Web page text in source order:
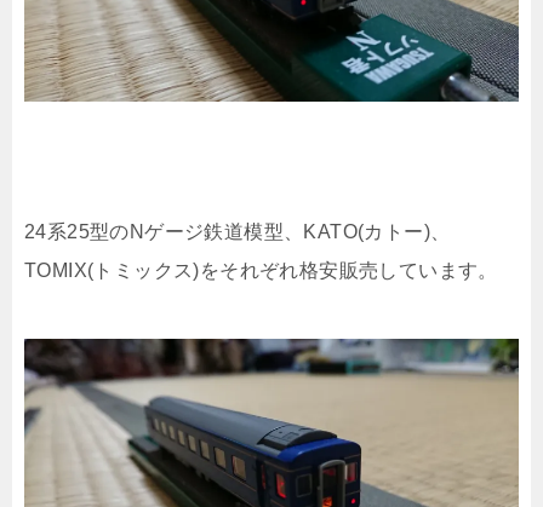
24系25型のNゲージ鉄道模型、KATO(カトー)、
TOMIX(トミックス)をそれぞれ格安販売しています。